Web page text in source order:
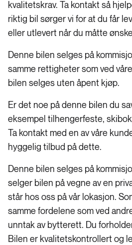
kvalitetskrav. Ta kontakt så
riktig bil sørger vi for at du får
eller utlevert når du måtte
Denne bilen selges på
samme rettigheter som ved
bilen selges uten åpent kjøp.
Er det noe på denne bilen du
eksempel tilhengerfeste,
Ta kontakt med en av våre
hyggelig tilbud på dette.
Denne bilen selges på
selger bilen på vegne av en
står hos oss på vår lokasjon.
samme fordelene som ved
unntak av bytterett. Du
Bilen er kvalitetskontrollert og